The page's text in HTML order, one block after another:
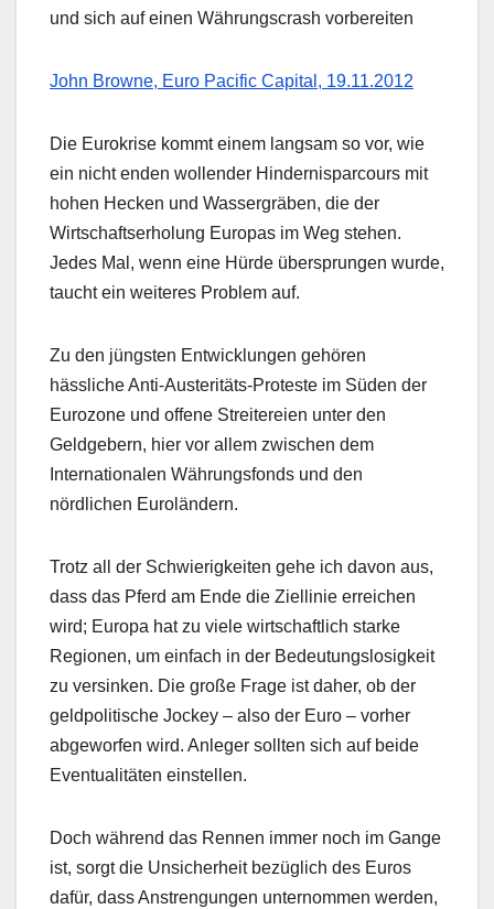
und sich auf einen Währungscrash vorbereiten
John Browne, Euro Pacific Capital, 19.11.2012
Die Eurokrise kommt einem langsam so vor, wie
ein nicht enden wollender Hindernisparcours mit
hohen Hecken und Wassergräben, die der
Wirtschaftserholung Europas im Weg stehen.
Jedes Mal, wenn eine Hürde übersprungen wurde,
taucht ein weiteres Problem auf.
Zu den jüngsten Entwicklungen gehören
hässliche Anti-Austeritäts-Proteste im Süden der
Eurozone und offene Streitereien unter den
Geldgebern, hier vor allem zwischen dem
Internationalen Währungsfonds und den
nördlichen Euroländern.
Trotz all der Schwierigkeiten gehe ich davon aus,
dass das Pferd am Ende die Ziellinie erreichen
wird; Europa hat zu viele wirtschaftlich starke
Regionen, um einfach in der Bedeutungslosigkeit
zu versinken. Die große Frage ist daher, ob der
geldpolitische Jockey – also der Euro – vorher
abgeworfen wird. Anleger sollten sich auf beide
Eventualitäten einstellen.
Doch während das Rennen immer noch im Gange
ist, sorgt die Unsicherheit bezüglich des Euros
dafür, dass Anstrengungen unternommen werden,